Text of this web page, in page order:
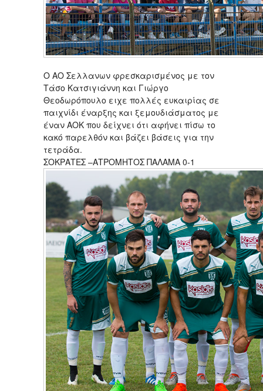
Ο ΑΟ Σελλανων φρεσκαρισμένος με τον
Τάσο Κατσιγιάννη και Γιώργο
Θεοδωρόπουλο ειχε πολλές ευκαιρίας σε
παιχνίδι έναρξης και ξεμουδιάσματος με
έναν ΑΟΚ που δείχνει ότι αφήνει πίσω το
κακό παρελθόν και βάζει βάσεις για την
τετράδα.
ΣΟΚΡΑΤΕΣ –ΑΤΡΟΜΗΤΟΣ ΠΑΛΑΜΑ 0-1